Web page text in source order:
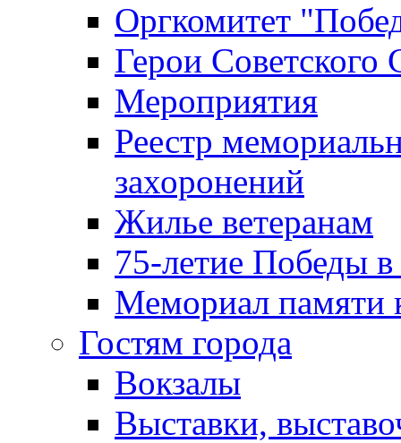
Оргкомитет
Герои Советского
Мероприятия
Реестр
захоронений
Жилье ветеранам
75-летие Победы
Мемориал памяти
Гостям города
Вокзалы
Выставки,